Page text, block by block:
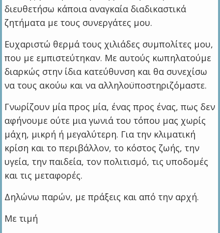
διευθετήσω κάποια αναγκαία διαδικαστικά
ζητήματα με τους συνεργάτες μου.
Ευχαριστώ θερμά τους χιλιάδες συμπολίτες μου,
που με εμπιστεύτηκαν. Με αυτούς κωπηλατούμε
διαρκώς στην ίδια κατεύθυνση και θα συνεχίσω
να τους ακούω και να αλληλοϋποστηριζόμαστε.
Γνωρίζουν μία προς μία, ένας προς ένας, πως δεν
αφήνουμε ούτε μια γωνιά του τόπου μας χωρίς
μάχη, μικρή ή μεγαλύτερη. Για την κλιματική
κρίση και το περιβάλλον, το κόστος ζωής, την
υγεία, την παιδεία, τον πολιτισμό, τις υποδομές
και τις μεταφορές.
Δηλώνω παρών, με πράξεις και από την αρχή.
Με τιμή